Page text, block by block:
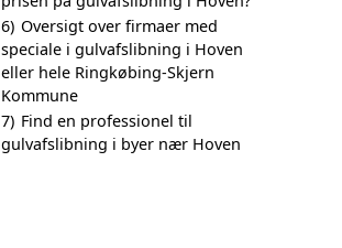
6) Oversigt over firmaer med
speciale i gulvafslibning i Hoven
eller hele Ringkøbing-Skjern
Kommune
7) Find en professionel til
gulvafslibning i byer nær Hoven